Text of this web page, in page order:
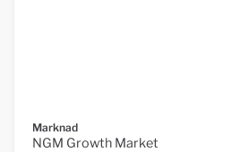
Marknad
NGM Growth Market